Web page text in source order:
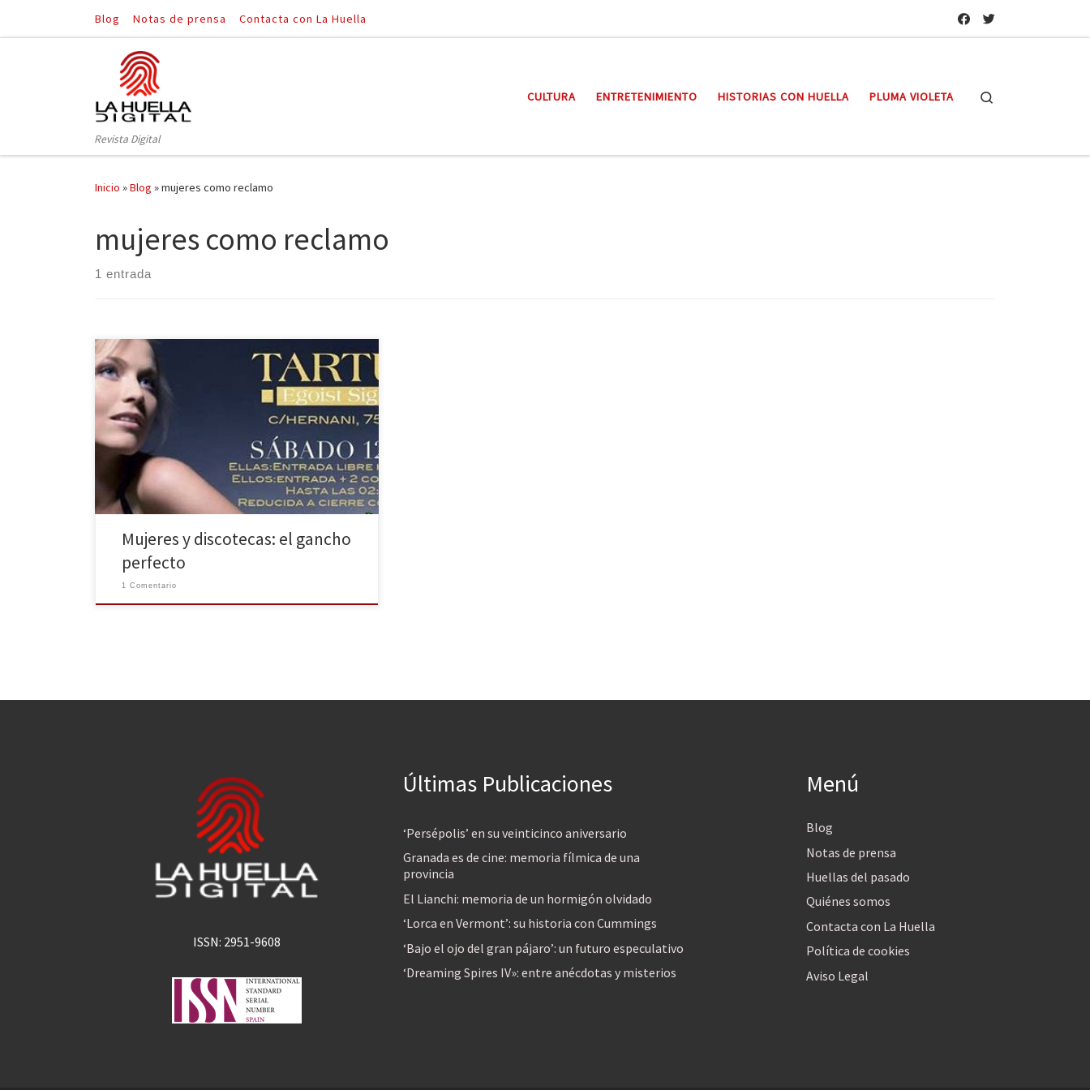
Saltar al contenido
Blog Notas de prensa Contacta con La Huella
Revista Digital
CULTURA ENTRETENIMIENTO HISTORIAS CON HUELLA PLUMA VIOLETA
Inicio »Blog »mujeres como reclamo
mujeres como reclamo
1 entrada
Utilizar a las chicas como reclamo nocturno para atraer
a chavales a las discotecas es una práctica clásica. Para
ello, ellas entran gratis y ellos pagan. Sin embargo, no
sólo hablamos de entradas o copas gratuitas a los
garitos, sino que en ocasiones la situación llega a
niveles tan extremos […]
Mujeres y discotecas: el gancho
perfecto
1 Comentario
ISSN: 2951-9608
Últimas Publicaciones
‘Persépolis’ en su veinticinco aniversario
Granada es de cine: memoria fílmica de una
provincia
El Lianchi: memoria de un hormigón olvidado
‘Lorca en Vermont’: su historia con Cummings
‘Bajo el ojo del gran pájaro’: un futuro especulativo
‘Dreaming Spires IV»: entre anécdotas y misterios
Menú
Blog
Notas de prensa
Huellas del pasado
Quiénes somos
Contacta con La Huella
Política de cookies
Aviso Legal